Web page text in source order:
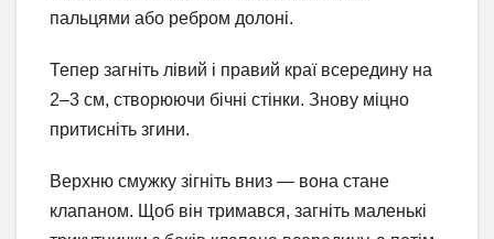
пальцями або ребром долоні.
Тепер загніть лівий і правий краї всередину на
2–3 см, створюючи бічні стінки. Знову міцно
притисніть згини.
Верхню смужку зігніть вниз — вона стане
клапаном. Щоб він тримався, загніть маленькі